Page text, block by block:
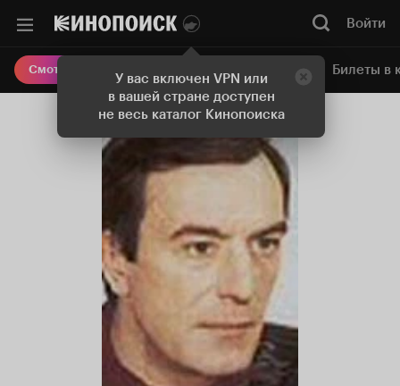
У вас включен VPN или
в вашей стране доступен
не весь каталог Кинопоиска
Войти
Смотреть кино Онлайн-кинотеатр Билеты в